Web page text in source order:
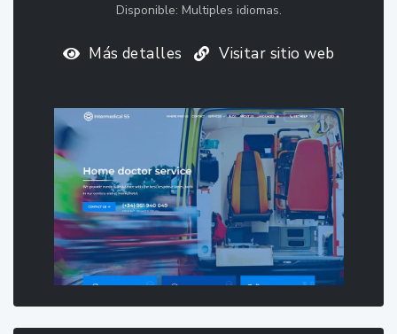
Disponible: Multiples idiomas.
Más detalles Visitar sitio web